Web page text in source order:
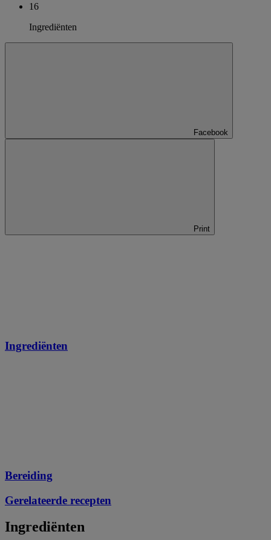
16
Ingrediënten
Facebook
Print
Ingrediënten
Bereiding
Gerelateerde recepten
Ingrediënten